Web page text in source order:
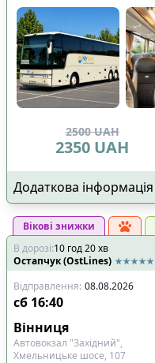
2500 UAH
2350 UAH
Додаткова інформація
Вікові знижки
В дорозі:10 год20хв
Остапчук (OstLines)
Відправлення: 08.08.2026
сб 16:40
Вінниця
Автовокзал "Західний",
Хмельницьке шосе, 107